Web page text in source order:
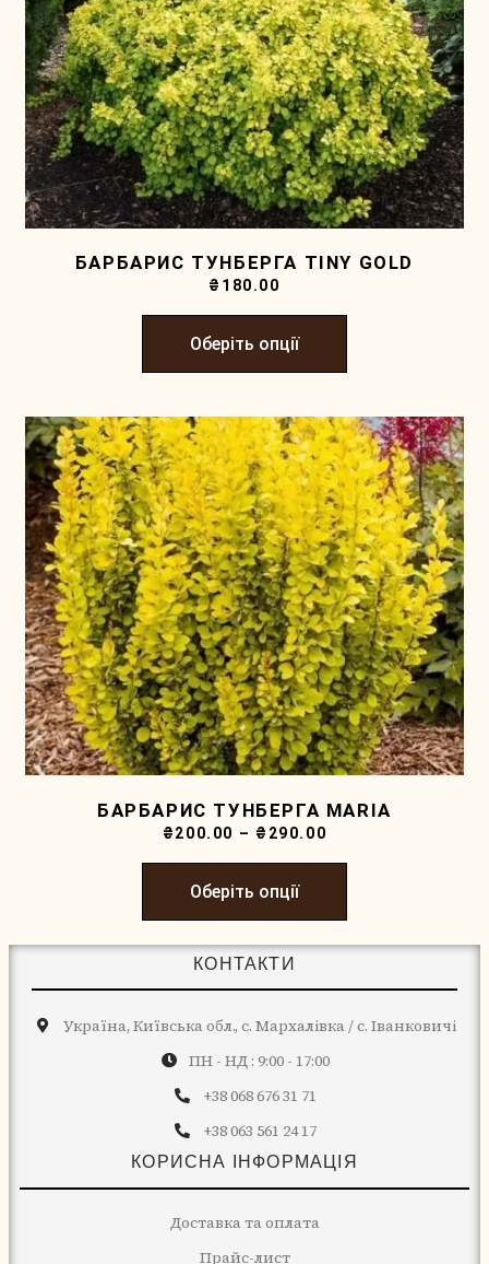
БАРБАРИС ТУНБЕРГА TINY GOLD
₴ 180.00
Оберіть опції
БАРБАРИС ТУНБЕРГА MARIA
₴200.00 – ₴ 290.00
Оберіть опції
КОНТАКТИ
Україна, Київська обл., с. Мархалівка / с. Іванковичі
ПН - НД : 9:00 - 17:00
+38 068 676 31 71
+38 063 561 24 17
КОРИСНА ІНФОРМАЦІЯ
Доставка та оплата
Прайс-лист